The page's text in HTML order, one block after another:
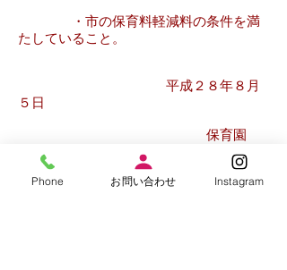
・市の保育料軽減料の条件を満
たしていること。
平成２８年８月
５日
保育園
クレヨンハウス
TEL ０
Phone お問い合わせ Instagram